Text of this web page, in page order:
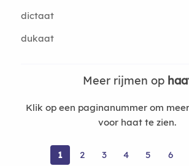
dictaat
dukaat
Meer rijmen op
Klik op een paginanummer om
voor haat te zien.
1 2 3 4 5 6